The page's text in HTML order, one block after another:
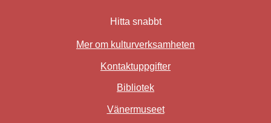
Hitta snabbt
Mer om kulturverksamheten
Kontaktuppgifter
Bibliotek
VänermuseetLänk till annan